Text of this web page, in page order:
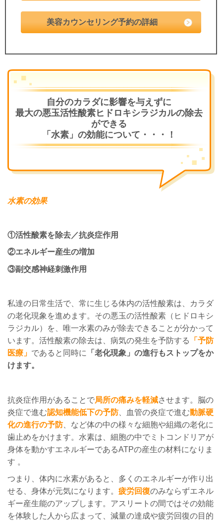
美容カウンセリング予約の詳細
自分のカラダに影響を与えずに
最大の悪玉活性酸素ヒドロキシラジカルの除去
ができる
「水素」の効能について・・・！
水素の効果
①活性酸素を除去／抗炎症作用
②エネルギー産生の増加
③副交感神経刺激作用
私達の日常生活で、常に生じる体内の活性酸素は、カラダ
の老化現象を進めます。その悪玉の活性酸素（ヒドロキシ
ラジカル）を、唯一水素のみが除去できることが分かって
います。活性酸素の除去は、病気の発生を予防する
「予防
医療」 であると同時に
「老化現象」の進行もストップをか
けます。
抗炎症作用があることで局所の痛みを軽減させます。脳の
炎症で進む認知機能低下の予防、血管の炎症で進む動脈硬
化の進行の予防、など体の中の様々な細胞や組織の老化に
歯止めをかけます。水素は、細胞の中でミトコンドリアが
身体を動かすエネルギーであるATPの産生の材料になりま
す 。
つまり、体内に水素があると、多くのエネルギーが作り出
せる、身体が元気になります。 疲労回復のみならずエネル
ギー産生能のアップします。 アスリートの間ではその効能
を体験した人から広まって
、減量の達成や疲労回復の目的